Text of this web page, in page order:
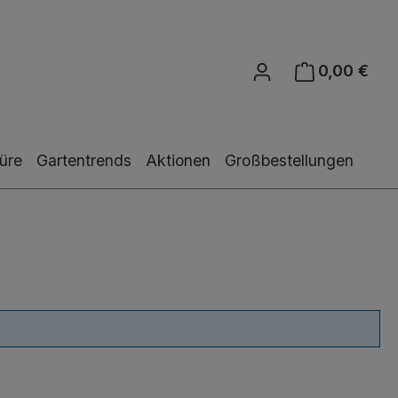
0,00 €
Gartentrends Aktionen Großbestellungen